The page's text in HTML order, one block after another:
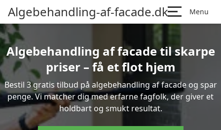
Algebehandling-af-facade.dk Menu
Algebehandling af facade til skarpe
priser – få et flot hjem
Bestil 3 gratis tilbud på algebehandling af facade og spar
penge. Vi matcher dig med erfarne fagfolk, der giver et
holdbart og smukt resultat.